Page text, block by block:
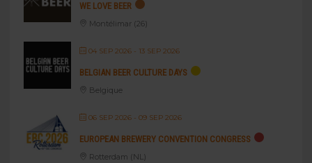
WE LOVE BEER
Montélimar (26)
04 SEP 2026- 13 SEP 2026
BELGIAN BEER CULTURE DAYS
Belgique
06 SEP 2026- 09 SEP 2026
EUROPEAN BREWERY CONVENTION CONGRESS
Rotterdam (NL)